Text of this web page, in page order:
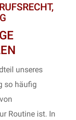
unseres
so häufig
Routine ist. In